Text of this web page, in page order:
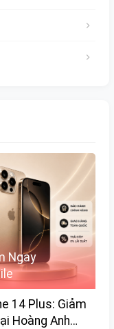
Ngay
14 Plus: Giảm
Hoàng Anh